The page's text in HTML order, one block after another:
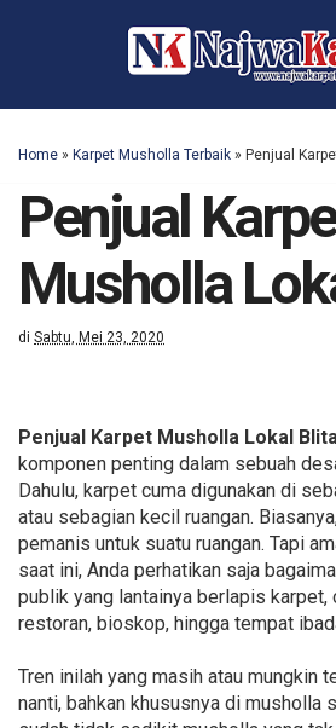
Home » Karpet Musholla Terbaik » Penjual
Penjual
Musholla
di Sabtu, Mei 23, 2020
Penjual Karpet Musholla Lokal
komponen penting dalam sebuah
Dahulu, karpet cuma digunakan di
atau sebagian kecil ruangan.
pemanis untuk suatu ruangan. Tapi
saat ini, Anda perhatikan saja
publik yang lantainya berlapis karpet,
restoran, bioskop, hingga tempat
Tren inilah yang masih atau mungkin
nanti, bahkan khususnya di musholla